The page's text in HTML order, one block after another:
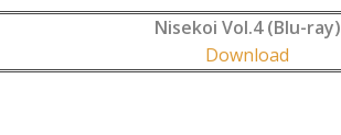
Nisekoi Vol.4 (Blu-ray)
Download